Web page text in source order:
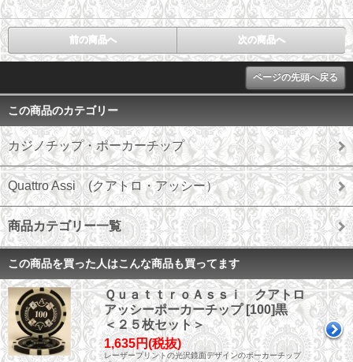
前の商品へ 次の商品へ
ページの先頭へ戻る
この商品のカテゴリー
カジノチップ・ポーカーチップ
Quattro Assi (クアトロ・アッシー）
商品カテゴリー一覧
この商品を買った人はこんな商品も買ってます
ＱｕａｔｔｒｏＡｓｓｉ クアトロ
アッシーポーカーチップ [100]黒
＜２５枚セット＞
1,635円(税抜)
レーザープリントの光沢鏡面デザインのポーカーチップ